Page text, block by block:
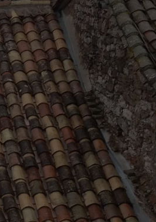
Mathes, Saint Georges de Didonne